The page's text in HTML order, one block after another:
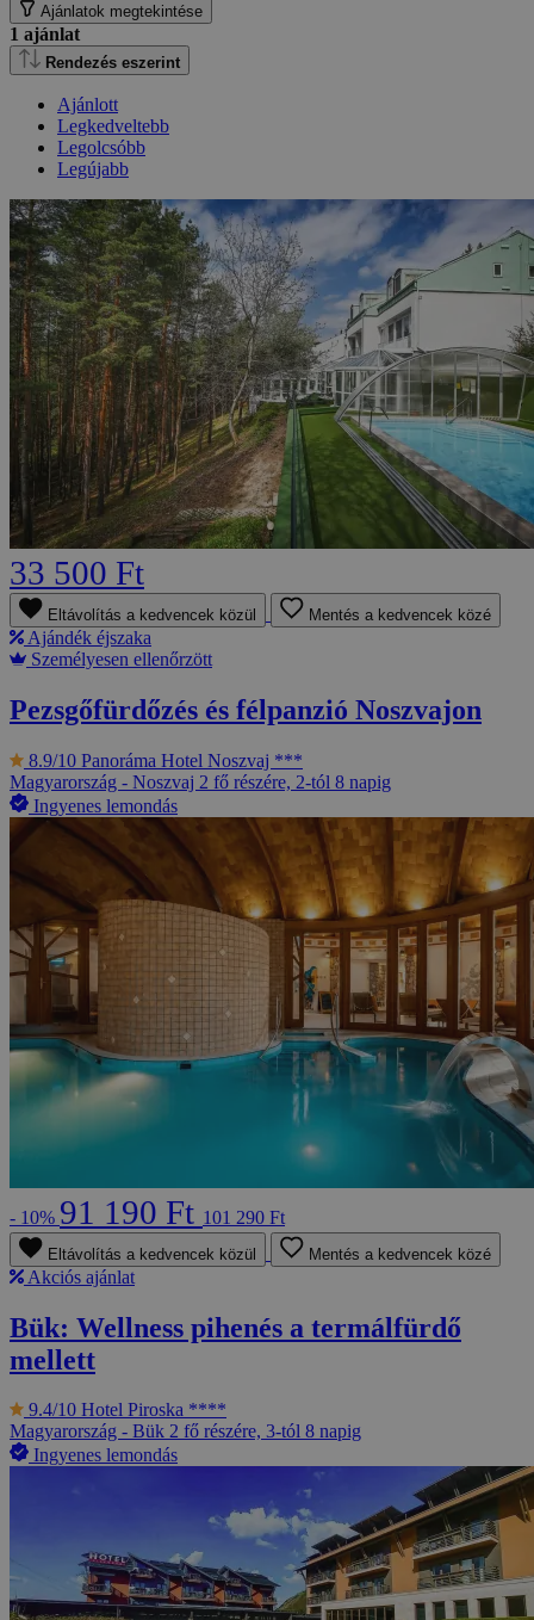
Ajánlatok megtekintése
1 ajánlat
Rendezés eszerint
Ajánlott
Legkedveltebb
Legolcsóbb
Legújabb
33 500 Ft
Eltávolítás a kedvencek közül Mentés a kedvencek közé
Ajándék éjszaka
Személyesen ellenőrzött
Pezsgőfürdőzés és félpanzió Noszvajon
8.9/10 Panoráma Hotel Noszvaj ***
Magyarország - Noszvaj 2 fő részére, 2-tól 8 napig
Ingyenes lemondás
- 10% 91 190 Ft 101 290 Ft
Eltávolítás a kedvencek közül Mentés a kedvencek közé
Akciós ajánlat
Bük: Wellness pihenés a termálfürdő
mellett
9.4/10 Hotel Piroska ****
Magyarország - Bük 2 fő részére, 3-tól 8 napig
Ingyenes lemondás